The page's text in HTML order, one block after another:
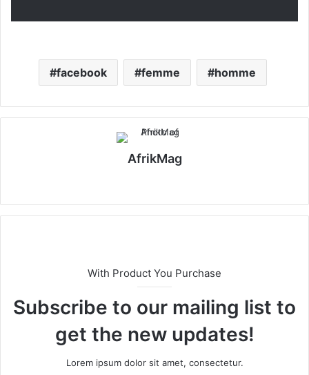
facebook femme homme
AfrikMag
With Product You Purchase
Subscribe to our mailing list to
get the new updates!
Lorem ipsum dolor sit amet, consectetur.